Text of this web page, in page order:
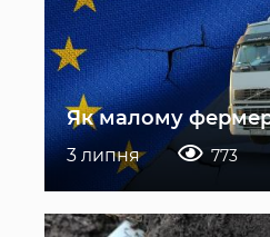
Як малому
3 липня 773